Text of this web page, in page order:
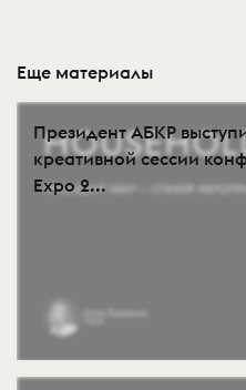
Еще материалы
Президент АБКР
креативной сессии
Expo 2...